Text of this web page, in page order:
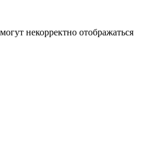
некорректно отображаться